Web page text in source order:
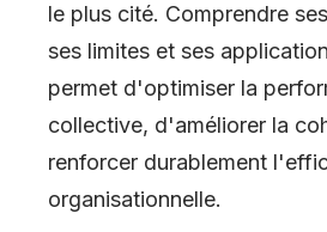
le plus cité. Comprendre
ses limites et ses
permet d'optimiser la
collective, d'améliorer la
renforcer durablement
organisationnelle.